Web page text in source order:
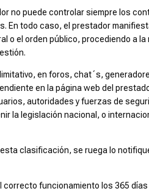
no puede controlar siempre los
En todo caso, el prestador
o el orden público, procediendo a la
en foros, chat´s,
en la página web del
autoridades y fuerzas de
la legislación nacional, o
clasificación, se ruega lo
funcionamiento los 365 días